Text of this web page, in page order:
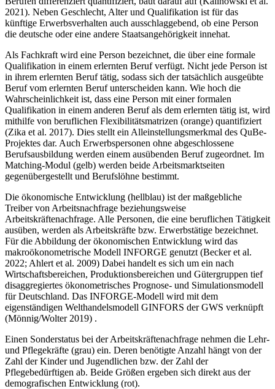
2021). Neben Geschlecht, Alter und Qualifikation ist für das
künftige Erwerbsverhalten auch ausschlaggebend, ob eine Person
die deutsche oder eine andere Staatsangehörigkeit innehat.
Als Fachkraft wird eine Person bezeichnet, die über eine formale
Qualifikation in einem erlern­ten Beruf verfügt. Nicht jede Person ist
in ihrem erlernten Beruf tätig, sodass sich der tatsächlich ausgeübte
Beruf vom erlernten Beruf unterscheiden kann. Wie hoch die
Wahrscheinlichkeit ist, dass eine Person mit einer formalen
Qualifikation in einem anderen Beruf als dem erlernten tätig ist, wird
mithilfe von beruflichen Flexibilitätsmatrizen (orange) quantifiziert
(Zika et al. 2017). Dies stellt ein Alleinstellungsmerkmal des QuBe-
Projektes dar. Auch Erwerbspersonen ohne abgeschlossene
Berufsausbildung werden einem ausübenden Beruf zugeordnet. Im
Mat­ching-Modul (gelb) werden beide Arbeitsmarktseiten
gegenübergestellt und Berufslöhne bestimmt.
Die ökonomische Entwicklung (hellblau) ist der maßgebliche
Treiber von Arbeitsnachfrage beziehungsweise
Arbeitskräftenachfrage. Alle Personen, die eine beruflichen Tätigkeit
ausü­ben, werden als Arbeitskräfte bzw. Erwerbstätige bezeichnet.
Für die Abbildung der ökonomi­schen Entwicklung wird das
makroökonometrische Modell INFORGE genutzt (Becker et al.
2022; Ahlert et al. 2009) Dabei handelt es sich um ein nach
Wirtschaftsbereichen, Produktions­bereichen und Gütergruppen tief
disaggregiertes ökonometrisches Prognose- und Simulations­modell
für Deutschland. Das INFORGE-Modell wird mit dem
eigenständigen Welthandelsmo­dell GINFORS der GWS verknüpft
(Mönnig/Wolter 2019) .
Einen Sonderstatus bei der Arbeitskräftenachfrage nehmen die Lehr-
und Pflegekräfte (grau) ein. Deren benötigte Anzahl hängt von der
Zahl der Kinder und Jugendlichen bzw. der Zahl der
Pflegebedürftigen ab. Beide Größen ergeben sich direkt aus der
demografischen Entwicklung (rot).